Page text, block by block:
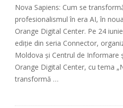
Nova Sapiens: Cum se
profesionalismul în era AI, în
Orange Digital Center. Pe 24
ediție din seria Connector,
Moldova și Centrul de Informare
Orange Digital Center, cu tema
transformă …